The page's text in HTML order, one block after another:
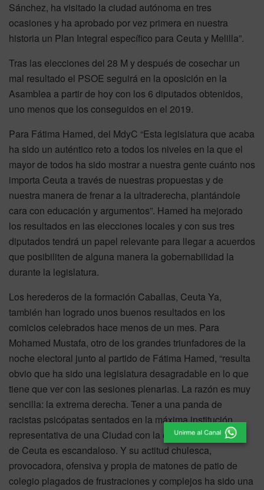
Sánchez, ha visitado la ciudad autónoma en tres
ocasiones y ha aprobado por vez primera en nuestra
historia un Plan Integral específico para Ceuta y Melilla”.
Tras las elecciones del 28 M y después de cosechar un
mal resultado el PSOE seguirá en la oposición en la
Asamblea a partir de hoy con los 6 diputados obtenidos,
uno menos que los conseguidos en el 2019.
Para Fátima Hamed, del MdyC “Esta legislatura que acaba
ha sido un auténtico reto a todos los niveles en la que el
mayor de todos ha sido mostrar a nuestra gente cuánto nos
importa Ceuta a través de nuestras propuestas y de
nuestra manera de frenar a la ultraderecha, plantándole
cara con educación y argumentos”. Hamed ha mejorado
los resultados en las elecciones locales y con sus tres
diputados tendrá un papel relevante para llegar a acuerdos
que posibiliten de alguna manera la gobernabilidad la
durante la legislatura.
Los herederos de la formación Caballas, Ceuta Ya,
también han logrado unos buenos resultados en los
comicios celebrados hace menos de un mes. Para
Mohamed Mustafa, otro de los grandes triunfadores de la
noche electoral junto al partido de Fátima Hamed, “resulta
obvio que ha sido una legislatura desagradable en lo que
tiene que ver con las sesiones plenarias. La razón es muy
sencilla: la extrema derecha. Tener a una panda de
racistas psicópatas sentados en la máxima institución
representativa de una Ciudad con la composición social
de Ceuta es escandaloso. Y su actitud chulesca,
provocadora, ofensiva y propia de matones de patio de
colegio plagados de frustraciones y complejos ha sido una